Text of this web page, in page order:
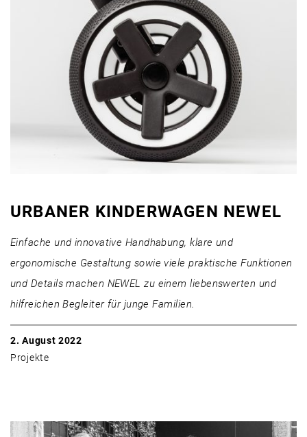
URBANER KINDERWAGEN NEWEL
Einfache und innovative Handhabung, klare und
ergonomische Gestaltung sowie viele praktische Funktionen
und Details machen NEWEL zu einem liebenswerten und
hilfreichen Begleiter für junge Familien.
2. August 2022
Projekte